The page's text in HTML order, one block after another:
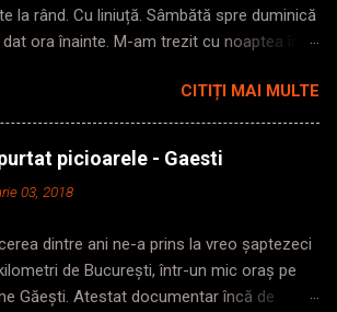
la rând. Cu liniuță. Sâmbătă spre duminică
ora înainte. M-am trezit cu noaptea în
ca orbetele prin casă, fără noimă,
aceleași acțiuni pentru că uitam ce
să fac în camera în care mă aflam, din
în care pășeam pragul. Trezită târziu?
și mai târziu. Nimeni pe străzi, lumină
așa de dimineață, am și timp să mă
până la gară. Cobor în subteran, poarta
pentru gabarit depășit era închisă.
CITIȚI MAI MULTE
picioarele - Gaesti
03, 2018
dintre ani ne-a prins la vreo șaptezeci
de București, într-un mic oraș pe
Găești. Atestat documentar încă de